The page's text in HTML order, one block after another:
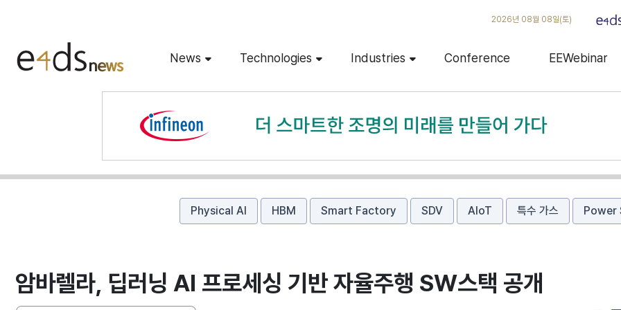
2026년 08월 08일(토)
News Technologies Industries Conference EEWebinar
Physical AI HBM Smart Factory SDV AIoT 특수 가스 Power
암바렐라, 딥러닝 AI 프로세싱 기반 자율주행 SW스택 공개